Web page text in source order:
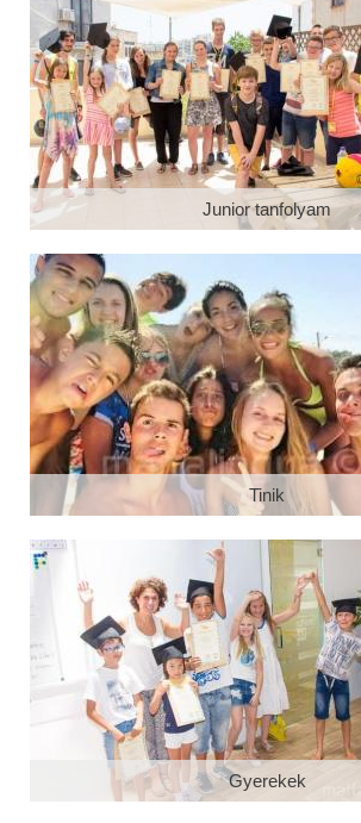
Nyári iskola
Tanfolyamok
Tanterv
Szállás
Superior rezidencia
Diákszálló
Szállás befogadócsaládnál
Szabadidő
Csoportvezetők
Árak és időpontok
Csomagok
Repülési társ
Fotok
Quote
Videók
Junior tanfolyam
Tinik
Gyerekek